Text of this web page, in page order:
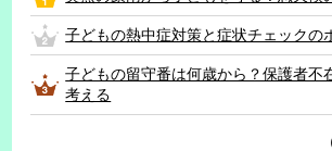
子どもの熱中症対策と症状チェックの
子どもの留守番は何歳から？保護者不
考える